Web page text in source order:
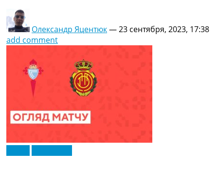
Олександр Яцентюк—23 сентября, 2023, 17:38
add comment